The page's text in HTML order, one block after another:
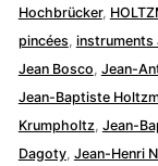
Hochbrücker,
pincées instruments
Jean Bosco Jean-
Jean-Baptiste
Krumpholtz Jean-
Dagoty, Jean-Henri